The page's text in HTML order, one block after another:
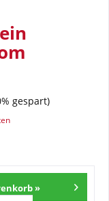
gespart)
»